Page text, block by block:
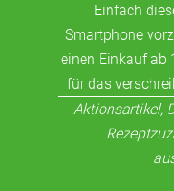
Einfach
Smartphone
einen Einkauf ab
für das
Aktionsartikel,